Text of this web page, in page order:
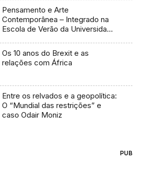
Pensamento e Arte
Contemporânea – Integrado na
Escola de Verão da Universidade
Os 10 anos do Brexit e as
relações com África
Entre os relvados e a geopolítica:
O “Mundial das restrições” e
caso Odair Moniz
PUB